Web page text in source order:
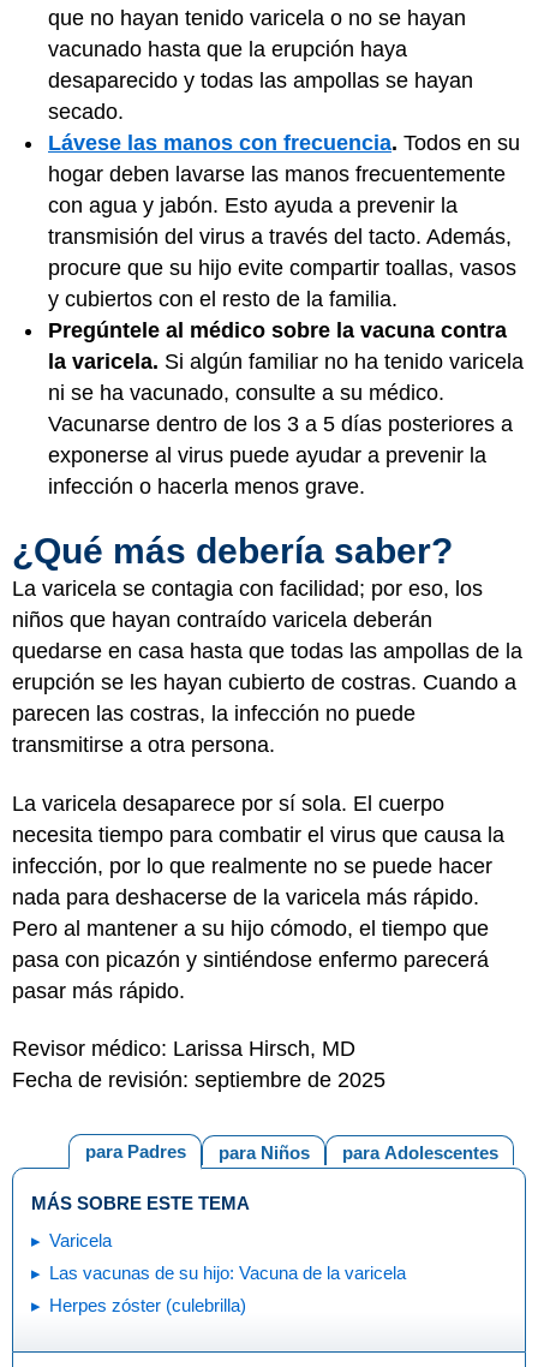
que no hayan tenido varicela o no se hayan
vacunado hasta que la erupción haya
desaparecido y todas las ampollas se hayan
secado.
Lávese las manos con frecuencia. Todos en su
hogar deben lavarse las manos frecuentemente
con agua y jabón. Esto ayuda a prevenir la
transmisión del virus a través del tacto. Además,
procure que su hijo evite compartir toallas, vasos
y cubiertos con el resto de la familia.
Pregúntele al médico sobre la vacuna contra
la varicela. Si algún familiar no ha tenido varicela
ni se ha vacunado, consulte a su médico.
Vacunarse dentro de los 3 a 5 días posteriores a
exponerse al virus puede ayudar a prevenir la
infección o hacerla menos grave.
¿Qué más debería saber?
La varicela se contagia con facilidad; por eso, los
niños que hayan contraído varicela deberán
quedarse en casa hasta que todas las ampollas de la
erupción se les hayan cubierto de costras. Cuando a
parecen las costras, la infección no puede
transmitirse a otra persona.
La varicela desaparece por sí sola. El cuerpo
necesita tiempo para combatir el virus que causa la
infección, por lo que realmente no se puede hacer
nada para deshacerse de la varicela más rápido.
Pero al mantener a su hijo cómodo, el tiempo que
pasa con picazón y sintiéndose enfermo parecerá
pasar más rápido.
Revisor médico: Larissa Hirsch, MD
Fecha de revisión: septiembre de 2025
para Adolescentes
para Niños
para Padres
MÁS SOBRE ESTE TEMA
Varicela
Las vacunas de su hijo: Vacuna de la varicela
Herpes zóster (culebrilla)